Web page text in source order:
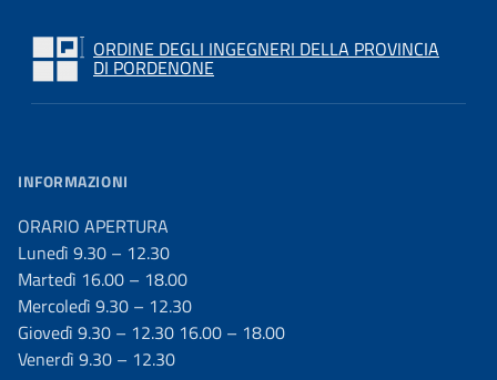
ORDINE DEGLI INGEGNERI DELLA PROVINCIA
DI PORDENONE
INFORMAZIONI
ORARIO APERTURA
Lunedì 9.30 – 12.30
Martedì 16.00 – 18.00
Mercoledì 9.30 – 12.30
Giovedì 9.30 – 12.30 16.00 – 18.00
Venerdì 9.30 – 12.30